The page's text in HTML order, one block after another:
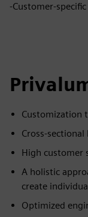
-Customer-
Customization
Cross-
High customer
A holistic
create
Optimized